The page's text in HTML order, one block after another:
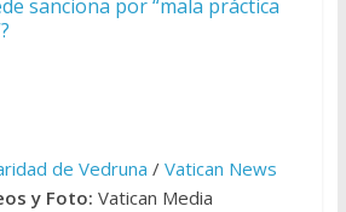
sanciona por “mala práctica
de Vedruna / Vatican News
y Foto: Vatican Media